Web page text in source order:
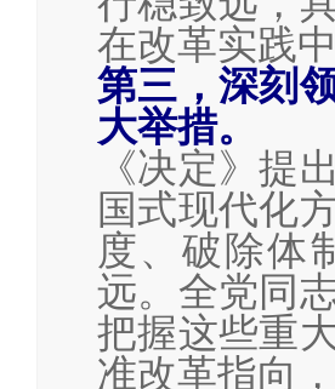
在改革实践
第三，深刻
大举措。
《决定》提
国式现代化
度、破除体
远。全党同
把握这些重
准改革指向